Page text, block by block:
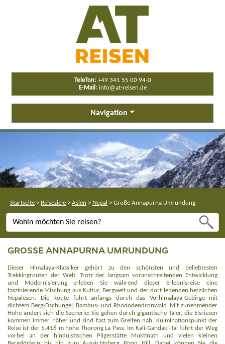
Telefon: +49 341 55 00 94-0
E-Mail: info@at-reisen.de
Navigation
Startseite > Reiseziele > Asien > Nepal > Große Annapurna Umrundung
GROSSE ANNAPURNA UMRUNDUNG
Dieser Himalaya-Klassiker gehört zu den schönsten und beliebtesten
Trekkingrouten der Welt. Trotz der langsam voranschreitenden Entwicklung
und Modernisierung erleben Sie während dieser Erlebnisreise eine
faszinierende Mischung aus Kultur, Bergwelt und der dort lebenden herzlichen
Nepalesen. Die Route führt anfangs durch das Vorhimalaya-Gebirge mit
dichtem Berg-Dschungel, Bambus- und Rhododendronwald. Mit zunehmender
Höhe ändert sich die Szenerie: Sie gehen durch gigantische Täler, die Eisriesen
kommen immer näher und sind fast zum Greifen nah. Kulminationspunkt der
Reise ist der 5.416 m hohe Thorong La Pass. Im Kali-Gandaki-Tal führt der Weg
vorbei an der hinduistischen Pilgerstätte Muktinath und vielen kleinen